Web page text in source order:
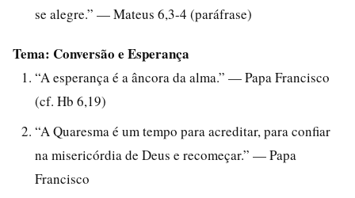
se alegre.” — Mateus 6,3-4 (paráfrase)
Tema: Conversão e Esperança
“A esperança é a âncora da alma.” — Papa Francisco
(cf. Hb 6,19)
“A Quaresma é um tempo para acreditar, para confiar
na misericórdia de Deus e recomeçar.” — Papa
Francisco